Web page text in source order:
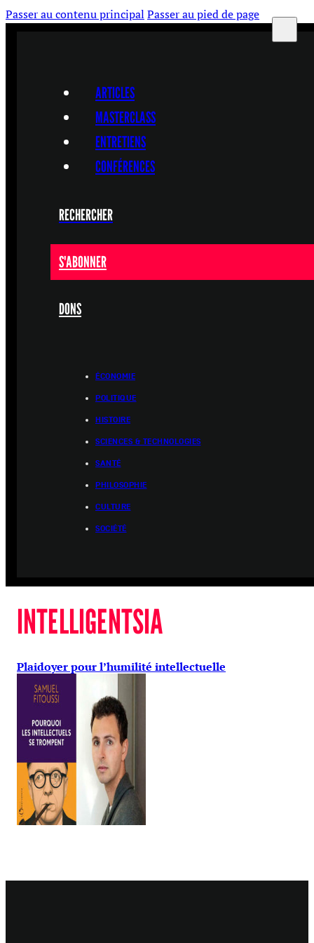
Passer au contenu principal Passer au pied de page
ARTICLES
MASTERCLASS
ENTRETIENS
CONFÉRENCES
RECHERCHER
S'ABONNER
DONS
ÉCONOMIE
POLITIQUE
HISTOIRE
SCIENCES & TECHNOLOGIES
SANTÉ
PHILOSOPHIE
CULTURE
SOCIÉTÉ
INTELLIGENTSIA
Plaidoyer pour l’humilité intellectuelle